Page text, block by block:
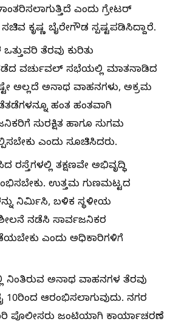
ಎಂದು ಗ್ರೇಟರ್‌
ಕೃಷ್ಣ ಬೈರೇಗೌಡ ಸ್ಪಷ್ಟಪಡಿಸಿದ್ದಾರೆ.
ತೆರವು ಕುರಿತು
ವರ್ಚುವಲ್‌ ಸಭೆಯಲ್ಲಿ ಮಾತನಾಡಿದ
ಅಲ್ಲದೆ ಅನಾಥ ವಾಹನಗಳು, ಅಕ್ರಮ
ಹಂತ ಹಂತವಾಗಿ
ಸುರಕ್ಷಿತ ಹಾಗೂ ಸುಗಮ
ಎಂದು ಸೂಚಿಸಿದರು.
ರಸ್ತೆಗಳಲ್ಲಿ ತಕ್ಷಣವೇ ಅಭಿವೃದ್ಧಿ
ಉತ್ತಮ ಗುಣಮಟ್ಟದ
ನಿರ್ಮಿಸಿ, ಬಳಿಕ ಸ್ಥಳೀಯ
ನಡೆಸಿ ಸಾರ್ವಜನಿಕರ
ಎಂದು ಅಧಿಕಾರಿಗಳಿಗೆ
ನಿಂತಿರುವ ಅನಾಥ ವಾಹನಗಳ ತೆರವು
10ರಿಂದ ಆರಂಭಿಸಲಾಗುವುದು. ನಗರ
ಪೊಲೀಸರು ಜಂಟಿಯಾಗಿ ಕಾರ್ಯಾಚರಣೆ